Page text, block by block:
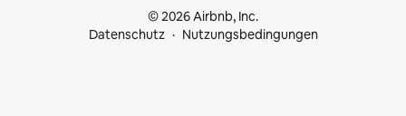
© 2026 Airbnb, Inc.
Datenschutz
Nutzungsbedingungen